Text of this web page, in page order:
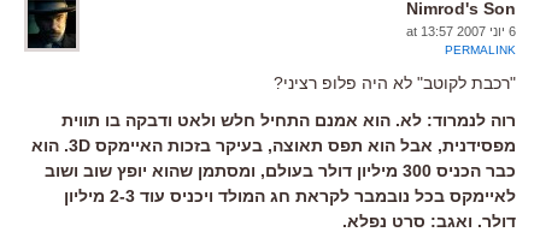
Nimrod's Son
6 יוני 2007 at 13:57
PERMALINK
"רכבת לקוטב" לא היה פלופ רציני?
רוה לנמרוד: לא. הוא אמנם התחיל חלש ולאט ודבקה בו תווית
מפסידנית, אבל הוא תפס תאוצה, בעיקר בזכות האיימקס 3D. הוא
כבר הכניס 300 מיליון דולר בעולם, ומסתמן שהוא יופץ שוב ושוב
לאיימקס בכל נובמבר לקראת חג המולד ויכניס עוד 2-3 מיליון
דולר. ואגב: סרט נפלא.